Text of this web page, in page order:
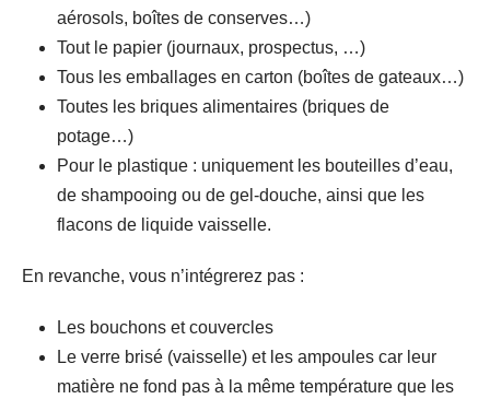
aérosols, boîtes de conserves…)
Tout le papier (journaux, prospectus, …)
Tous les emballages en carton (boîtes de gateaux…)
Toutes les briques alimentaires (briques de
potage…)
Pour le plastique : uniquement les bouteilles d’eau,
de shampooing ou de gel-douche, ainsi que les
flacons de liquide vaisselle.
En revanche, vous n’intégrerez pas :
Les bouchons et couvercles
Le verre brisé (vaisselle) et les ampoules car leur
matière ne fond pas à la même température que les